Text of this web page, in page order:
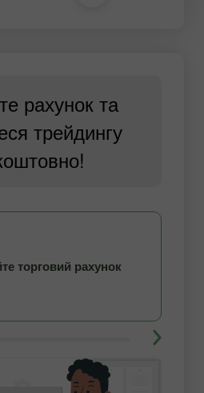
рахунок та
трейдингу
торговий рахунок